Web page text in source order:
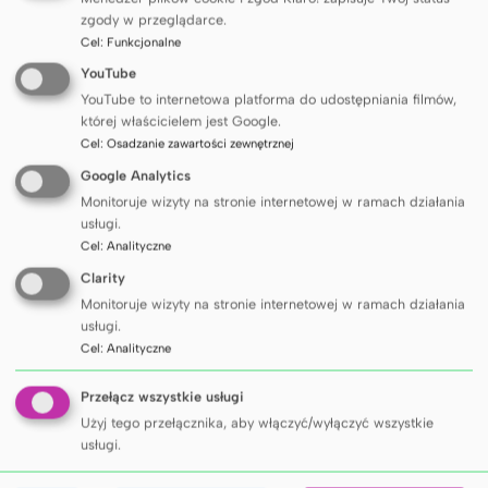
przede wszystkim próbą rozpoczęcia ważnej
dyskusji o kondycji psychicznej środowiska
medycznego i potrzebie budowania kultury
wzajemnego wsparcia.
zgody w przeglądarce.
Cel: Funkcjonalne
YouTube
YouTube to internetowa platforma do udostępniania filmów,
której właścicielem jest Google.
Cel: Osadzanie zawartości zewnętrznej
Google Analytics
Monitoruje wizyty na stronie internetowej w ramach działania
usługi.
Cel: Analityczne
Clarity
Monitoruje wizyty na stronie internetowej w ramach działania
usługi.
Cel: Analityczne
Przełącz wszystkie usługi
Użyj tego przełącznika, aby włączyć/wyłączyć wszystkie
usługi.